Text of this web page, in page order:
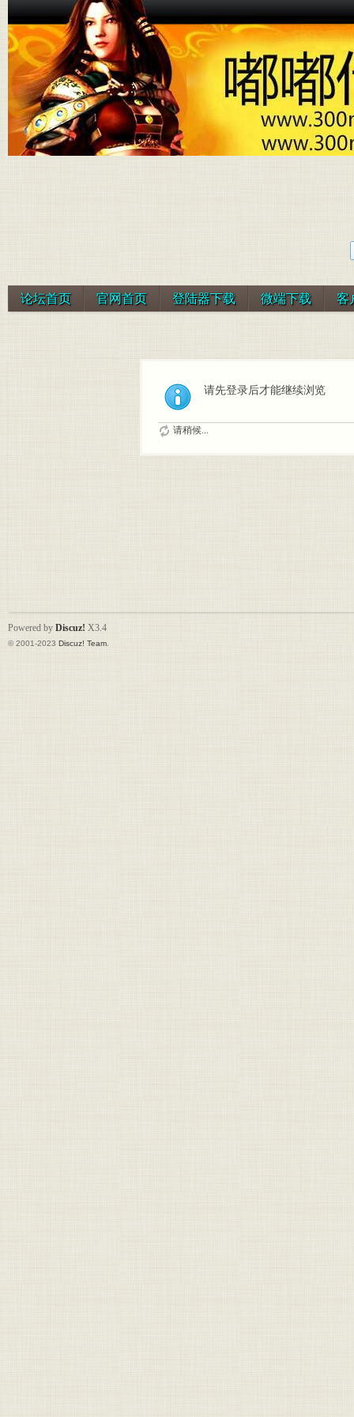
论坛首页 官网首页 登陆器下载 微端下载 客
请先登录后才能继续浏览
请稍候...
Powered by Discuz! X3.4
© 2001-2023 Discuz! Team